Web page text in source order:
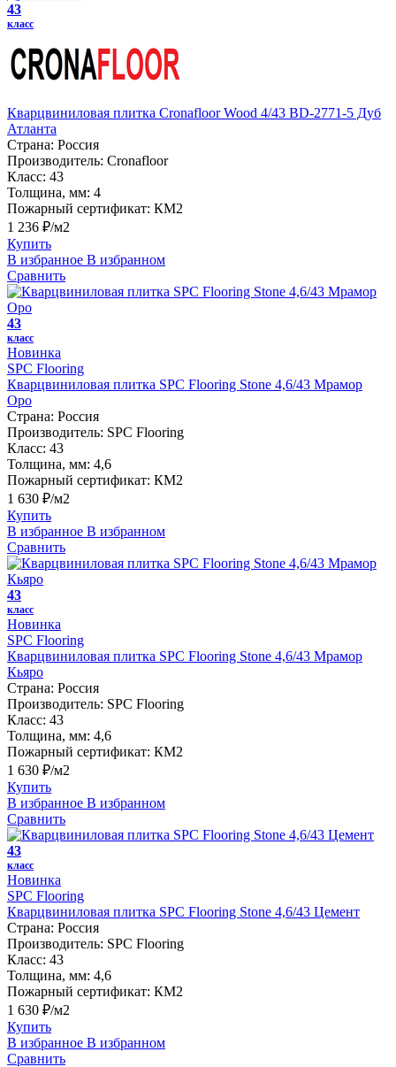
43
класс
Кварцвиниловая плитка Cronafloor Wood 4/43 BD-2771-5 Дуб
Атланта
Страна: Россия
Производитель: Cronafloor
Класс: 43
Толщина, мм: 4
Пожарный сертификат: КМ2
1 236 ₽/м2
Купить
В избранное В избранном
Сравнить
43
класс
Новинка
SPC Flooring
Кварцвиниловая плитка SPC Flooring Stone 4,6/43 Мрамор
Оро
Страна: Россия
Производитель: SPC Flooring
Класс: 43
Толщина, мм: 4,6
Пожарный сертификат: КМ2
1 630 ₽/м2
Купить
В избранное В избранном
Сравнить
43
класс
Новинка
SPC Flooring
Кварцвиниловая плитка SPC Flooring Stone 4,6/43 Мрамор
Кьяро
Страна: Россия
Производитель: SPC Flooring
Класс: 43
Толщина, мм: 4,6
Пожарный сертификат: КМ2
1 630 ₽/м2
Купить
В избранное В избранном
Сравнить
43
класс
Новинка
SPC Flooring
Кварцвиниловая плитка SPC Flooring Stone 4,6/43 Цемент
Страна: Россия
Производитель: SPC Flooring
Класс: 43
Толщина, мм: 4,6
Пожарный сертификат: КМ2
1 630 ₽/м2
Купить
В избранное В избранном
Сравнить